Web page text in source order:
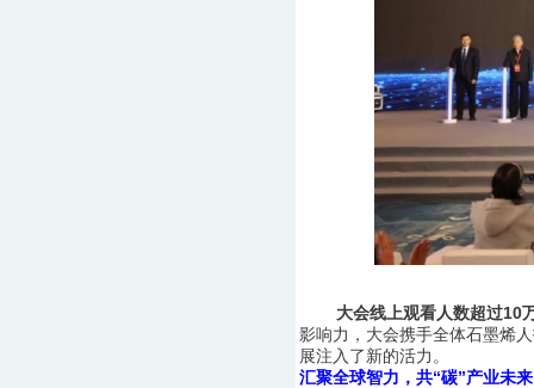
大会线上观看人数超过10
影响力，大会携手全体石墨烯
展注入了新的活力。
汇聚全球智力，共“碳”产业未来